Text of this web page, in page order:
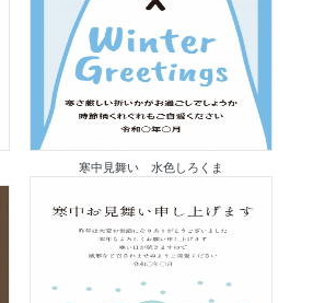
寒中見舞い 水色しろくま